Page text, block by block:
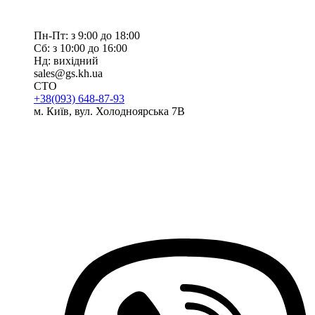
Пн-Пт: з 9:00 до 18:00
Сб: з 10:00 до 16:00
Нд: вихідний
sales@gs.kh.ua
СТО
+38(093) 648-87-93
м. Київ, вул. Холодноярська 7В